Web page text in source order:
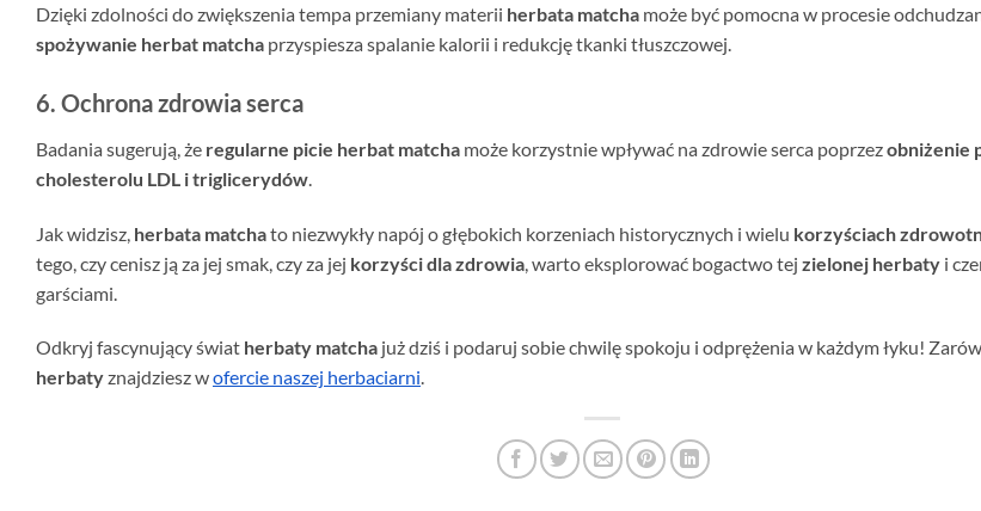
Dzięki zdolności do zwiększenia tempa przemiany materii herbata matcha może być pomocna w procesie
spożywanie herbat matcha przyspiesza spalanie kalorii i redukcję tkanki tłuszczowej.
6. Ochrona zdrowia serca
Badania sugerują, że regularne picie herbat matcha może korzystnie wpływać na zdrowie serca poprzezobniżenie
cholesterolu LDL i triglicerydów
Jak widzisz, herbata matchato niezwykły napój o głębokich korzeniach historycznych i wielu korzyściach
tego, czy cenisz ją za jej smak, czy za jej korzyści dla zdrowia , warto eksplorować bogactwo tej zielonej herbaty i
garściami.
Odkryj fascynujący świat herbaty matcha już dziś i podaruj sobie chwilę spokoju i odprężenia w każdym łyku!
herbatyznajdziesz wofercie naszej herbaciarni.